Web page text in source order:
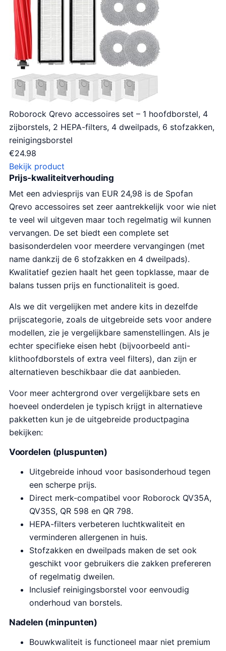
Roborock Qrevo accessoires set – 1 hoofdborstel, 4
zijborstels, 2 HEPA-filters, 4 dweilpads, 6 stofzakken,
reinigingsborstel
€24.98
Bekijk product
Prijs-kwaliteitverhouding
Met een adviesprijs van EUR 24,98 is de Spofan
Qrevo accessoires set zeer aantrekkelijk voor wie niet
te veel wil uitgeven maar toch regelmatig wil kunnen
vervangen. De set biedt een complete set
basisonderdelen voor meerdere vervangingen (met
name dankzij de 6 stofzakken en 4 dweilpads).
Kwalitatief gezien haalt het geen topklasse, maar de
balans tussen prijs en functionaliteit is goed.
Als we dit vergelijken met andere kits in dezelfde
prijscategorie, zoals de uitgebreide sets voor andere
modellen, zie je vergelijkbare samenstellingen. Als je
echter specifieke eisen hebt (bijvoorbeeld anti-
klithoofdborstels of extra veel filters), dan zijn er
alternatieven beschikbaar die dat aanbieden.
Voor meer achtergrond over vergelijkbare sets en
hoeveel onderdelen je typisch krijgt in alternatieve
pakketten kun je de uitgebreide productpagina
bekijken:
Voordelen (pluspunten)
Uitgebreide inhoud voor basisonderhoud tegen
een scherpe prijs.
Direct merk-compatibel voor Roborock QV35A,
QV35S, QR 598 en QR 798.
HEPA-filters verbeteren luchtkwaliteit en
verminderen allergenen in huis.
Stofzakken en dweilpads maken de set ook
geschikt voor gebruikers die zakken prefereren
of regelmatig dweilen.
Inclusief reinigingsborstel voor eenvoudig
onderhoud van borstels.
Nadelen (minpunten)
Bouwkwaliteit is functioneel maar niet premium